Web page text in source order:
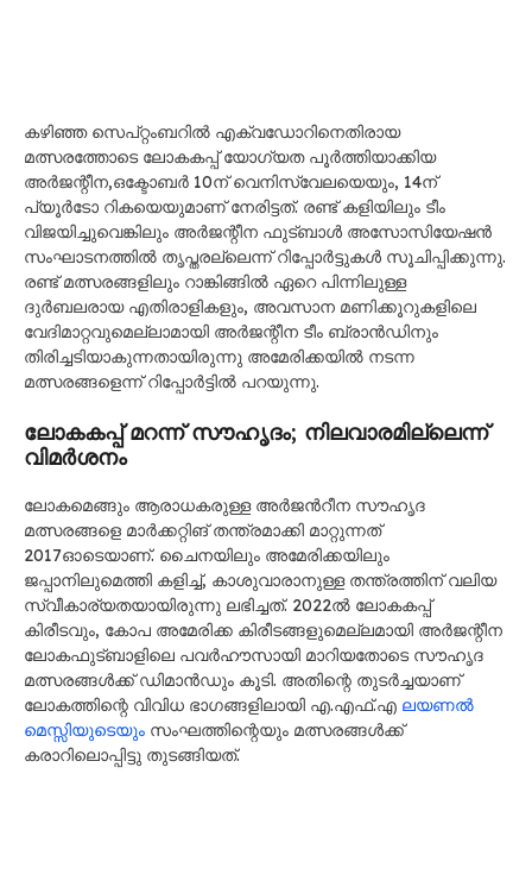
കഴിഞ്ഞ സെപ്റ്റംബറിൽ ​എക്വഡോറിനെതിരായ
മത്സരത്തോടെ ലോകകപ്പ് യോഗ്യത പൂർത്തിയാക്കിയ
അർജന്റീന,ഒക്ടോബർ 10ന് വെനിസ്വേലയെയും, 14ന്
പ്യൂർടോ റികയെയുമാണ് നേരിട്ടത്. രണ്ട് കളിയിലും ടീം
വിജയിച്ചുവെങ്കിലും അർജന്റീന ഫുട്ബാൾ അസോസിയേഷൻ
സംഘാടനത്തിൽ തൃപ്തരല്ലെന്ന് റിപ്പോർട്ടുകൾ സൂചിപ്പിക്കുന്നു.
രണ്ട് മത്സരങ്ങളിലും റാങ്കിങ്ങിൽ ഏറെ പിന്നിലുള്ള
ദുർബലരായ എതിരാളികളും, അവസാന മണിക്കൂറുകളിലെ
വേദിമാറ്റവുമെല്ലാമായി അർജന്റീന ടീം ബ്രാൻഡിനും
തിരിച്ചടിയാകുന്നതായിരുന്നു അമേരിക്കയിൽ നടന്ന
മത്സരങ്ങളെന്ന് റിപ്പോർട്ടിൽ പറയുന്നു.
ലോകകപ്പ് മറന്ന് സൗഹൃദം; നിലവാരമില്ലെന്ന്
വിമർശനം
ലോകമെങ്ങും ആരാധകരുള്ള അർജൻറീന സൗഹൃദ
മത്സരങ്ങളെ മാർക്കറ്റിങ് തന്ത്രമാക്കി മാറ്റുന്നത്
2017ഓടെയാണ്. ചൈനയിലും അമേരിക്കയിലും
ജപ്പാനിലുമെത്തി കളിച്ച്, കാശുവാരാനുള്ള തന്ത്രത്തിന് വലിയ
സ്വീകാര്യതയായിരുന്നു ലഭിച്ചത്. 2022ൽ ലോകകപ്പ്
കിരീടവും, കോപ അമേരിക്ക കിരീടങ്ങളുമെല്ലമായി അർജന്റീന
ലോകഫുട്ബാളിലെ പവർഹൗസായി മാറിയതോടെ സൗഹൃദ
മത്സരങ്ങൾക്ക് ഡിമാൻഡും കൂടി. അതിന്റെ തുടർച്ചയാണ്
ലോകത്തിന്റെ വിവിധ ഭാഗങ്ങളിലായി ​എ.എഫ്.എ ലയണൽ
മെസ്സിയുടെയും സംഘത്തിന്റെയും മത്സരങ്ങൾക്ക്
കരാറിലൊപ്പിട്ടു തുടങ്ങിയത്.